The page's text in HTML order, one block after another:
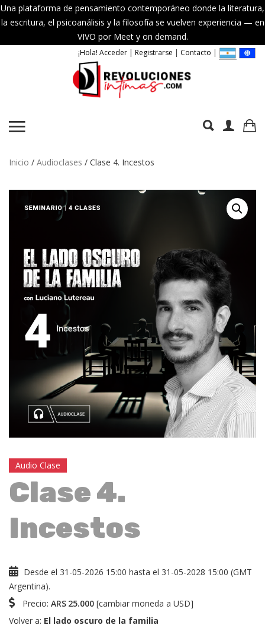
Una plataforma de pensamiento contemporáneo donde la literatura,
la escritura, el psicoanálisis y la filosofía se vuelven experiencia — en
VIVO por Meet y on demand.
¡Hola! Acceder | Registrarse | Contacto |
Inicio / Audioclases / Clase 4. Incestos
Audio Clase
Clase 4.
Incestos
Desde el 31-05-2026 15:00 hasta el 31-05-2028 15:00 (GMT
Argentina).
Precio: ARS 25.000 [cambiar moneda a USD]
Volver a: El lado oscuro de la familia